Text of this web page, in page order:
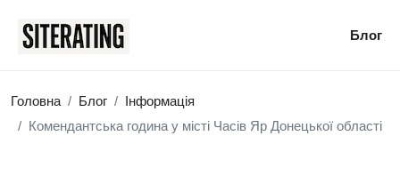
Блог
Головна Блог
Інформація
Комендантська година у місті Часів Яр Донецької області